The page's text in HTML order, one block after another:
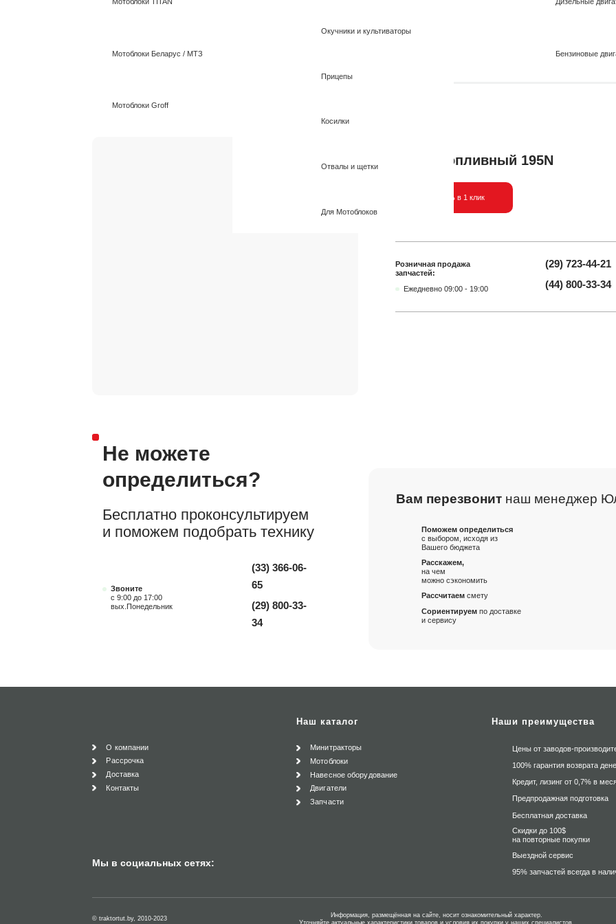
Мотоблоки Беларус / МТЗ
Мотоблоки Groff
Окучники и культиваторы
Прицепы
Косилки
Отвалы и щетки
Для Мотоблоков
Бензиновые
Главная Запчасти
Насос топливный 195N
Заказать в 1 клик
Розничная продажа
запчастей:
Ежедневно 09:00 - 19:00
(29) 723-44-21
(44) 800-33-34
Не можете
определиться?
Бесплатно проконсультируем
и поможем подобрать технику
Звоните
с 9:00 до 17:00
вых.Понедельник
(33) 366-06-
65
(29) 800-33-
34
Вам перезвонит наш менеджер
Поможем определиться
с выбором, исходя из
Вашего бюджета
Расскажем,
на чем
можно сэкономить
Рассчитаем смету
Сориентируем по доставке
и сервису
О компании
Рассрочка
Доставка
Контакты
Наш каталог
Минитракторы
Мотоблоки
Навесное оборудование
Двигатели
Запчасти
Мы в социальных сетях:
Наши преимущества
Цены от заводов-
100% гарантия возврата
Кредит, лизинг от 0,7% в
Предпродажная подготовка
Бесплатная доставка
Скидки до 100$
на повторные покупки
Выездной сервис
95% запчастей всегда в
© traktortut.by, 2010-2023
Информация, размещённая на сайте, носит ознакомительный характер.
Уточняйте актуальные характеристики товаров и условия их покупки у наших специалистов.